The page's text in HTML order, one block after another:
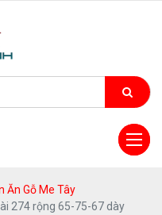
Ăn Gỗ Me Tây
274 rộng 65-75-67 dày